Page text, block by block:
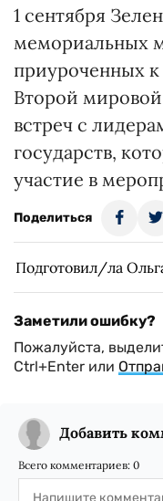
1 сентября
мемориальных
приуроченных
Второй
встреч с
государств,
участие в
Поделиться
Подготовил/ла
Заметили ошибку?
Пожалуйста,
Ctrl+Enter или
Добавить
Всего комментариев: 0